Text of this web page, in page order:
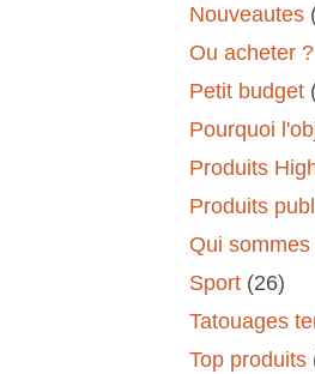
Nouveautes
Ou acheter ?
Petit budget
Pourquoi
Produits
Produits
Qui
Sport (26)
Tatouages
Top produits